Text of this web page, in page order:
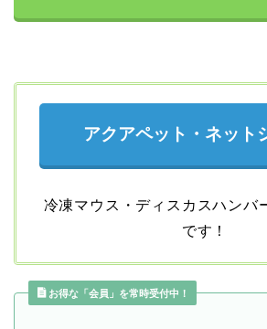
アクアペット・ネット
冷凍マウス・ディスカスハンバ
です！
お得な「会員」を常時受付中！